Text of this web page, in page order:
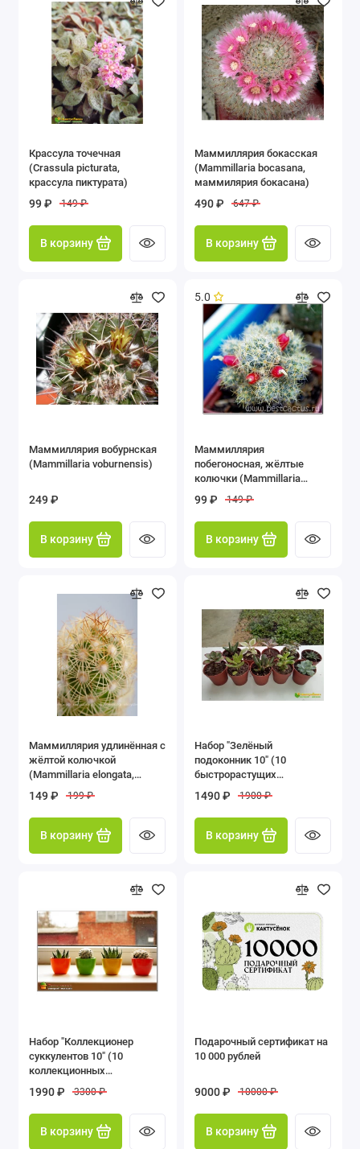
Крассула точечная
(Crassula picturata,
крассула пиктурата)
99 ₽ 149 ₽
В корзину
Маммиллярия бокасская
(Mammillaria bocasana,
маммилярия бокасана)
490 ₽ 647 ₽
В корзину
Маммиллярия вобурнская
(Mammillaria voburnensis)
249 ₽
В корзину
5.0
Маммиллярия
побегоносная, жёлтые
колючки (Mammillaria
маммилярия пролифера)
99 ₽ 149 ₽
В корзину
Маммиллярия удлинённая с
жёлтой колючкой
(Mammillaria elongata,
149 ₽ 199 ₽
В корзину
Набор "Зелёный
подоконник 10" (10
быстрорастущих
инструкция по уходу за
набором, сюрприз)
1490 ₽ 1900 ₽
В корзину
Набор "Коллекционер
суккулентов 10" (10
коллекционных
уходу за набором, сюрприз)
1990 ₽ 3300 ₽
В корзину
Подарочный сертификат на
10 000 рублей
9000 ₽ 10000 ₽
В корзину